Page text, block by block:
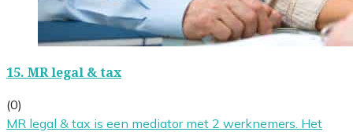
15. MR legal & tax
(0)
MR legal & tax is een mediator met 2 werknemers. Het